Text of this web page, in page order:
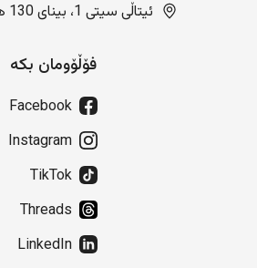
ئیتاڵی سیتی 1، بینای 130 هەولێر، عێراق
فۆڵۆومان بکە
Facebook
Instagram
TikTok
Threads
LinkedIn